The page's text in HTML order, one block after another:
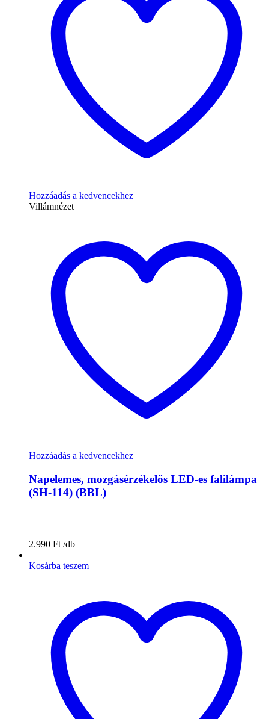
Hozzáadás a kedvencekhez
Villámnézet
Hozzáadás a kedvencekhez
Napelemes, mozgásérzékelős LED-es falilámpa
(SH-114) (BBL)
2.990 Ft
Kosárba teszem